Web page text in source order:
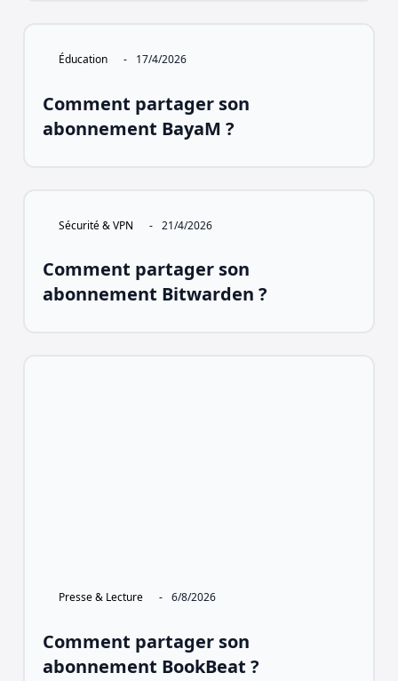
Éducation - 17/4/2026
Comment partager son
abonnement BayaM ?
Sécurité & VPN - 21/4/2026
Comment partager son
abonnement Bitwarden ?
Presse & Lecture - 6/8/2026
Comment partager son
abonnement BookBeat ?